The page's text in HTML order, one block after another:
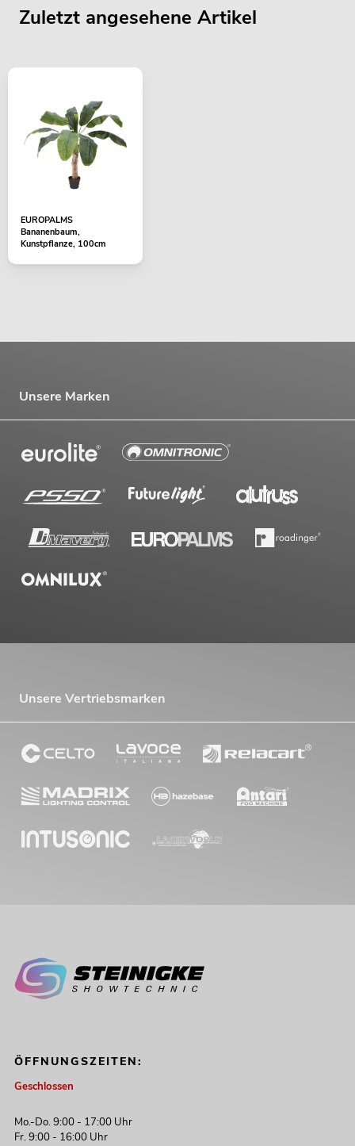
Zuletzt angesehene Artikel
EUROPALMS
Bananenbaum,
Kunstpflanze, 100cm
Unsere Marken
Unsere Vertriebsmarken
ÖFFNUNGSZEITEN:
Geschlossen
Mo.-Do. 9:00 - 17:00 Uhr
Fr. 9:00 - 16:00 Uhr